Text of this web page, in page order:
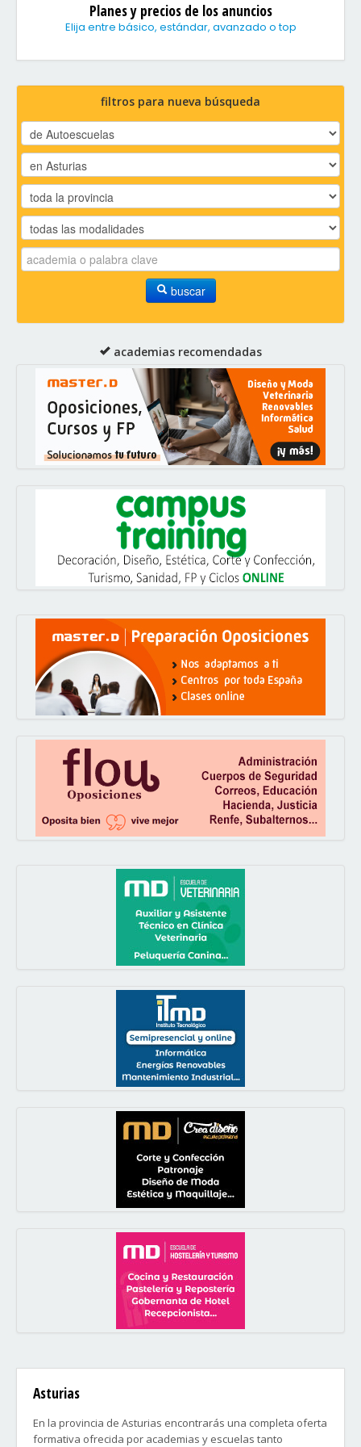
Planes y precios de los anuncios
Elija entre básico, estándar, avanzado o top
filtros para nueva búsqueda
buscar
academias recomendadas
Asturias
En la provincia de Asturias encontrarás una completa oferta
formativa ofrecida por academias y escuelas tanto